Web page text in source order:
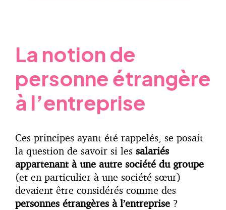
La notion de
personne étrangère
à l’entreprise
Ces principes ayant été rappelés, se posait
la question de savoir si les salariés
appartenant à une autre société du groupe
(et en particulier à une société sœur)
devaient être considérés comme des
personnes étrangères à l’entreprise ?